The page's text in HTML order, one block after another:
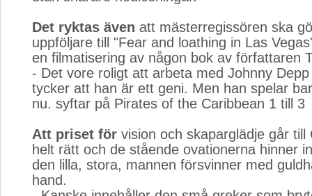
Det ryktas även att mästerregissören ska
uppföljare till "Fear and loathing in Las
en filmatisering av någon bok av författaren
- Det vore roligt att arbeta med Johnny
tycker att han är ett geni. Men han spelar
nu. syftar på Pirates of the Caribbean 1 till 3
Att priset för vision och skaparglädje går till
helt rätt och de stående ovationerna hinner
den lilla, stora, mannen försvinner med
hand.